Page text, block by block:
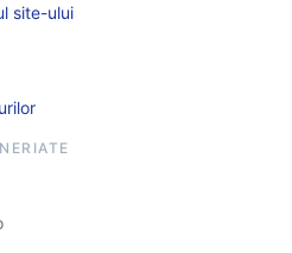
site-ului